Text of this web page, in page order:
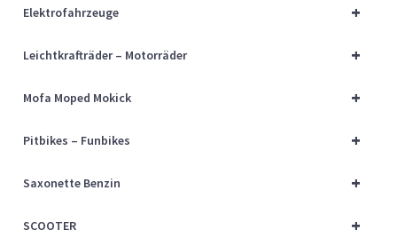
+
Elektrofahrzeuge
+
Leichtkrafträder – Motorräder
+
Mofa Moped Mokick
+
Pitbikes – Funbikes
+
Saxonette Benzin
+
SCOOTER